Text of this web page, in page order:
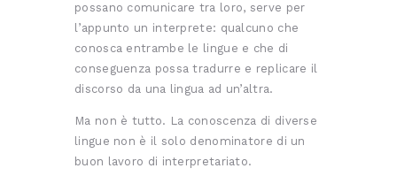
possano comunicare tra loro, serve per
l’appunto un interprete: qualcuno che
conosca entrambe le lingue e che di
conseguenza possa tradurre e replicare il
discorso da una lingua ad un’altra.
Ma non è tutto. La conoscenza di diverse
lingue non è il solo denominatore di un
buon lavoro di interpretariato.